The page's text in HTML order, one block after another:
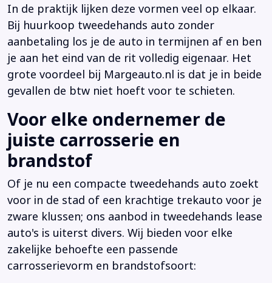
In de praktijk lijken deze vormen veel op elkaar.
Bij huurkoop tweedehands auto zonder
aanbetaling los je de auto in termijnen af en ben
je aan het eind van de rit volledig eigenaar. Het
grote voordeel bij Margeauto.nl is dat je in beide
gevallen de btw niet hoeft voor te schieten.
Voor elke ondernemer de
juiste carrosserie en
brandstof
Of je nu een compacte tweedehands auto zoekt
voor in de stad of een krachtige trekauto voor je
zware klussen; ons aanbod in tweedehands lease
auto's is uiterst divers. Wij bieden voor elke
zakelijke behoefte een passende
carrosserievorm en brandstofsoort: